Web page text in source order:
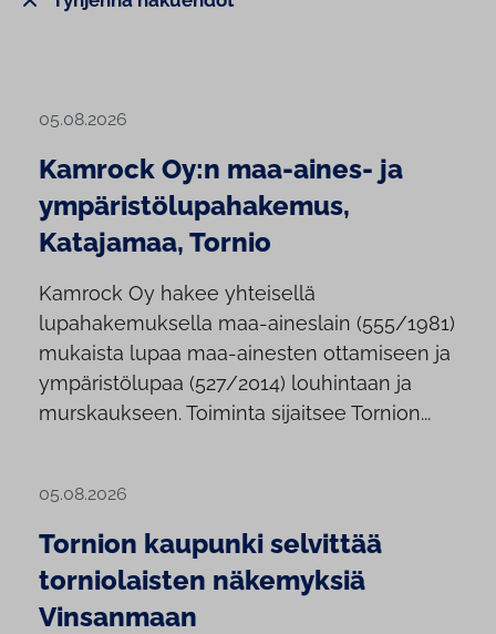
05.08.2026
Kamrock Oy:n maa-aines- ja
ympäristölupahakemus,
Katajamaa, Tornio
Kamrock Oy hakee yhteisellä
lupahakemuksella maa-aineslain (555/1981)
mukaista lupaa maa-ainesten ottamiseen ja
ympäristölupaa (527/2014) louhintaan ja
murskaukseen. Toiminta sijaitsee Tornion...
05.08.2026
Tornion kaupunki selvittää
torniolaisten näkemyksiä
Vinsanmaan